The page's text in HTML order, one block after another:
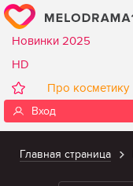
Новинки 2025
HD
Про косметику
Вход
Главная страница